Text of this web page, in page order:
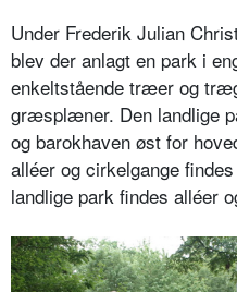
Under Frederik Julian
blev der anlagt en park i
enkeltstående træer og
græsplæner. Den landlige
og barokhaven øst for
alléer og cirkelgange
landlige park findes alléer